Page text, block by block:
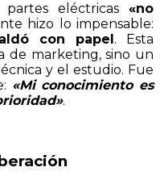
partes eléctricas«no
hizo lo impensable:
con papel . Esta
de marketing, sino un
y el estudio. Fue
«Mi conocimiento es
.